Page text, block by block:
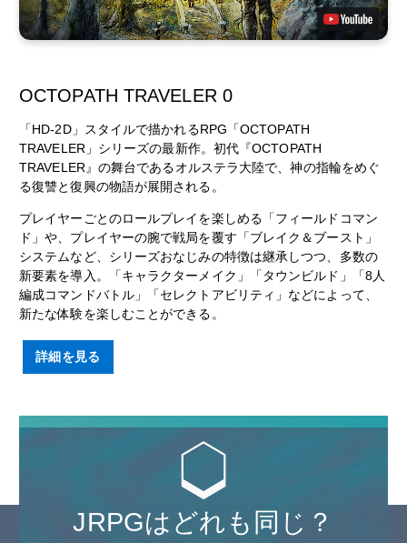
OCTOPATH TRAVELER 0
「HD-2D」スタイルで描かれるRPG「OCTOPATH
TRAVELER」シリーズの最新作。初代『OCTOPATH
TRAVELER』の舞台であるオルステラ大陸で、神の指輪をめぐ
る復讐と復興の物語が展開される。
プレイヤーごとのロールプレイを楽しめる「フィールドコマン
ド」や、プレイヤーの腕で戦局を覆す「ブレイク＆ブースト」
システムなど、シリーズおなじみの特徴は継承しつつ、多数の
新要素を導入。「キャラクターメイク」「タウンビルド」「8人
編成コマンドバトル」「セレクトアビリティ」などによって、
新たな体験を楽しむことができる。
詳細を見る
JRPGはどれも同じ？